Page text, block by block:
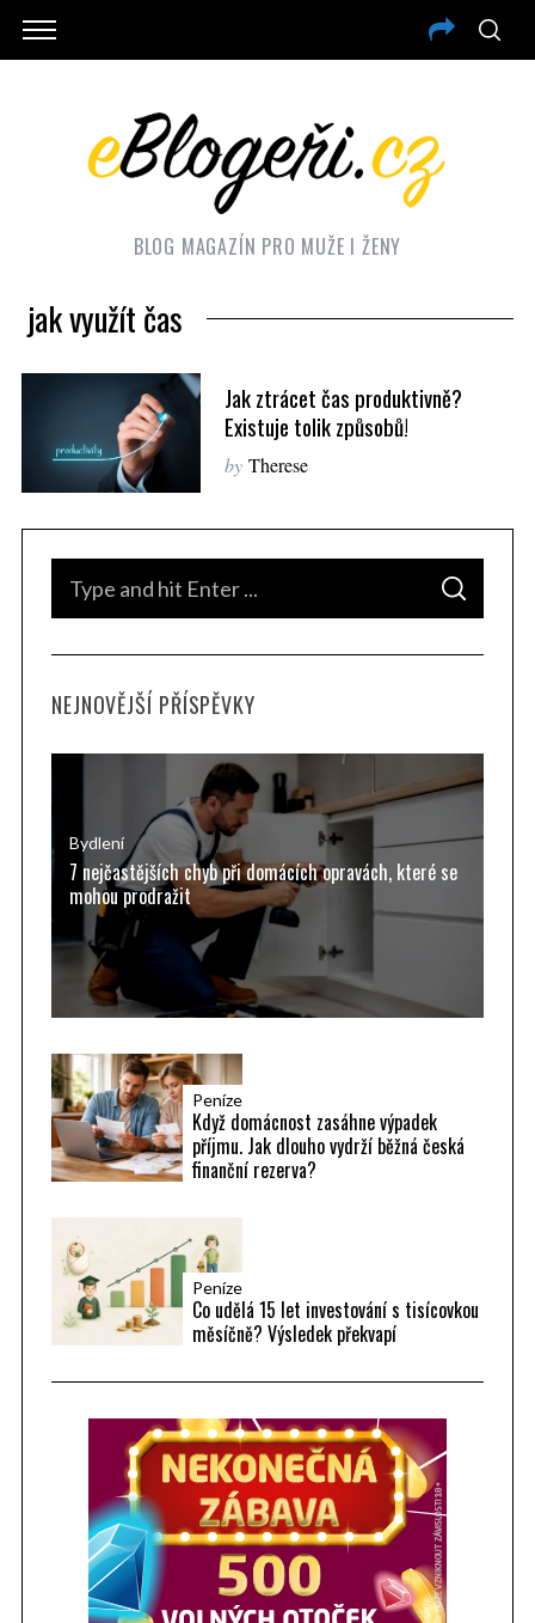
BLOG MAGAZÍN PRO MUŽE I ŽENY
jak využít čas
Jak ztrácet čas produktivně?
Existuje tolik způsobů!
by Therese
c
S
A
C
NEJNOVĚJŠÍ PŘÍSPĚVKY
Bydlení
7 nejčastějších chyb při domácích opravách, které se
mohou prodražit
Peníze
Když domácnost zasáhne výpadek
příjmu. Jak dlouho vydrží běžná česká
finanční rezerva?
Peníze
Co udělá 15 let investování s tisícovkou
měsíčně? Výsledek překvapí